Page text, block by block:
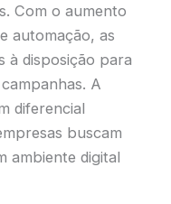
Com o aumento
automação, as
à disposição para
A
diferencial
buscam
ambiente digital